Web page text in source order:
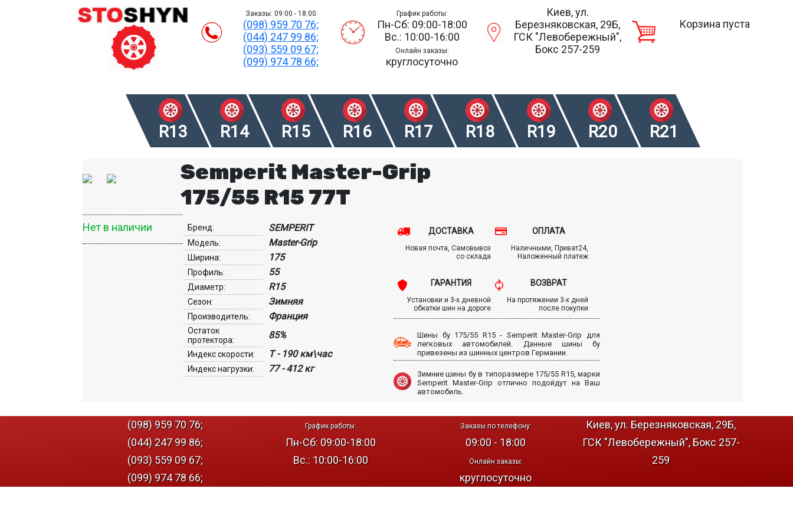
Заказы: 09:00 - 18:00
(098) 959 70 76;
(044) 247 99 86;
(093) 559 09 67;
(099) 974 78 66;
График работы:
Пн-Сб: 09:00-18:00
Вс.: 10:00-16:00
Онлайн заказы:
круглосуточно
Киев, ул.
Березняковская, 29Б,
ГСК "Левобережный",
Бокс 257-259
Корзина пуста
R13 R14 R15 R16 R17 R18 R19 R20 R21
Semperit Master-Grip
175/55 R15 77T
Нет в наличии Бренд: SEMPERIT
Модель: Master-Grip
Ширина: 175
Профиль: 55
Диаметр: R15
Сезон: Зимняя
Производитель: Франция
Остаток
протектора:
85%
Индекс скорости: T - 190 км\час
Индекс нагрузки: 77 - 412 кг
ДОСТАВКА
Новая почта, Самовывоз
со склада
ОПЛАТА
Наличными, Приват24,
Наложенный платеж
ГАРАНТИЯ
Установки и 3-х дневной
обкатки шин на дороге
ВОЗВРАТ
На протяжении 3-х дней
после покупки
Шины бу 175/55 R15 - Semperit Master-Grip для
легковых автомобилей. Данные шины бу
привезены из шинных центров Германии.
Зимние шины бу в типоразмере 175/55 R15, марки
Semperit Master-Grip отлично подойдут на Ваш
автомобиль.
(098) 959 70 76;
(044) 247 99 86;
(093) 559 09 67;
(099) 974 78 66;
График работы:
Пн-Сб: 09:00-18:00
Вс.: 10:00-16:00
Заказы по телефону:
09:00 - 18:00
Онлайн заказы:
круглосуточно
Киев, ул. Березняковская, 29Б,
ГСК "Левобережный", Бокс 257-
259